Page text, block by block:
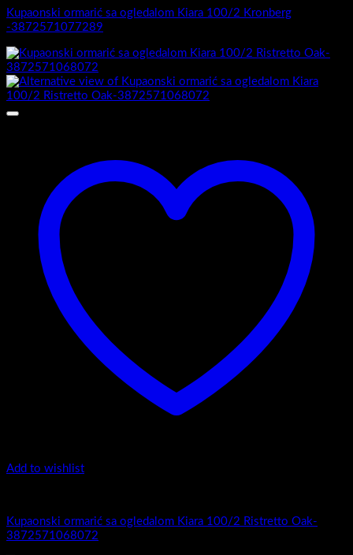
Kupaonski ormarić sa ogledalom Kiara 100/2 Kronberg
-3872571077289
Add to wishlist
Kupaonski ormarić sa ogledalom Kiara 100/2 Ristretto Oak-
3872571068072